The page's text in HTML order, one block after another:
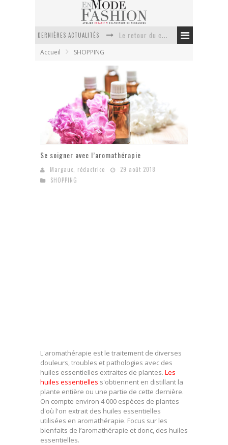
DERNIÈRES ACTUALITÉS
Le retour du cachemire version casual
Anti chute cheveux homme : quelles solutions pour renforcer sa chevelure ?
Accueil SHOPPING
Se soigner avec l’aromathérapie
Margaux, rédactrice
29 août 2018
SHOPPING
L'aromathérapie est le traitement de diverses
douleurs, troubles et pathologies avec des
huiles essentielles extraites de plantes. Les
huiles essentielles s'obtiennent en distillant la
plante entière ou une partie de cette dernière.
On compte environ 4 000 espèces de plantes
d'où l'on extrait des huiles essentielles
utilisées en aromathérapie. Focus sur les
bienfaits de l’aromathérapie et donc, des huiles
essentielles.